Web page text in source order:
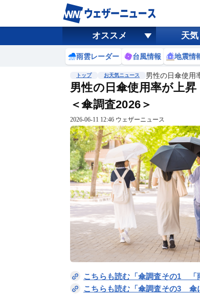
オススメ 天
雨雲レーダー 台風情報 地震情
トップ お天気ニュース 男性の日傘使用
男性の日傘使用率が上
＜傘調査2026＞
2026-06-11 12:46 ウェザーニュース
こちらも読む「傘調査その1 「
こちらも読む「傘調査その3 傘